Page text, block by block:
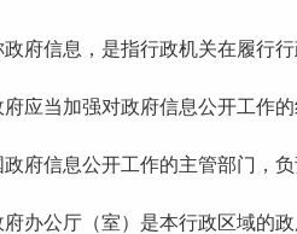
府信息，是指行政机关在履行
应当加强对政府信息公开工作
信息公开工作的主管部门，负
公厅（室）是本行政区域的政